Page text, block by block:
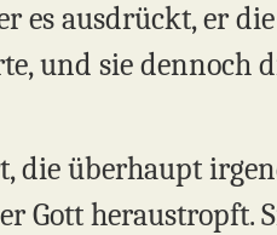
es ausdrückt, er
und sie dennoch
die überhaupt
Gott heraustropft.